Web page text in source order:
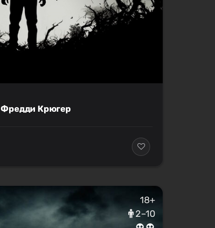
Фредди Крюгер
18+
2–10